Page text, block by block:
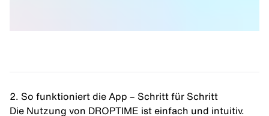
2. So funktioniert die App – Schritt für Schritt
Die Nutzung von DROPTIME ist einfach und intuitiv.